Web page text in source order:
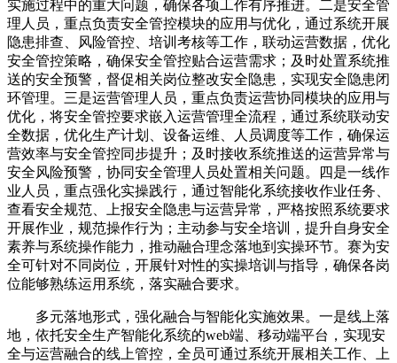
实施过程中的重大问题，确保各项工作有序推进。二是安全管
理人员，重点负责安全管控模块的应用与优化，通过系统开展
隐患排查、风险管控、培训考核等工作，联动运营数据，优化
安全管控策略，确保安全管控贴合运营需求；及时处置系统推
送的安全预警，督促相关岗位整改安全隐患，实现安全隐患闭
环管理。三是运营管理人员，重点负责运营协同模块的应用与
优化，将安全管控要求嵌入运营管理全流程，通过系统联动安
全数据，优化生产计划、设备运维、人员调度等工作，确保运
营效率与安全管控同步提升；及时接收系统推送的运营异常与
安全风险预警，协同安全管理人员处置相关问题。四是一线作
业人员，重点强化实操践行，通过智能化系统接收作业任务、
查看安全规范、上报安全隐患与运营异常，严格按照系统要求
开展作业，规范操作行为；主动参与安全培训，提升自身安全
素养与系统操作能力，推动融合理念落地到实操环节。赛为安
全可针对不同岗位，开展针对性的实操培训与指导，确保各岗
位能够熟练运用系统，落实融合要求。
多元落地形式，强化融合与智能化实施效果。一是线上落
地，依托安全生产智能化系统的web端、移动端平台，实现安
全与运营融合的线上管控，全员可通过系统开展相关工作、上